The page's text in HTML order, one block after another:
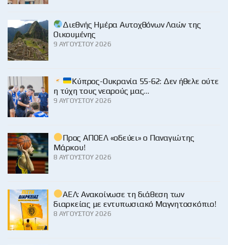
Διεθνής Ημέρα Αυτοχθόνων Λαών της
Οικουμένης
9 ΑΥΓΟΎΣΤΟΥ 2026
Κύπρος-Ουκρανία 55-62: Δεν ήθελε ούτε
η τύχη τους νεαρούς μας…
9 ΑΥΓΟΎΣΤΟΥ 2026
Προς ΑΠΟΕΛ «οδεύει» ο Παναγιώτης
Μάρκου!
8 ΑΥΓΟΎΣΤΟΥ 2026
ΑΕΛ: Ανακοίνωσε τη διάθεση των
διαρκείας με εντυπωσιακό Μαγνητοσκόπιο!
8 ΑΥΓΟΎΣΤΟΥ 2026